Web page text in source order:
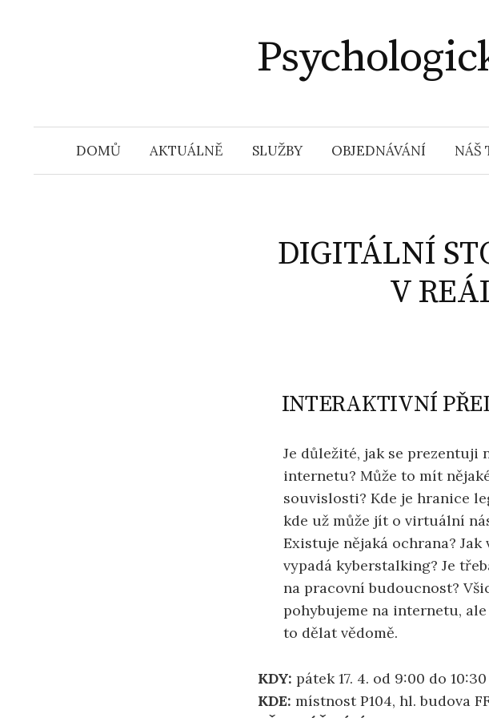
DOMŮ AKTUÁLNĚ SLUŽBY OBJEDNÁVÁNÍ NÁŠ
DIGITÁLNÍ
V
INTERAKTIVNÍ
Je důležité, jak se prezentuji
internetu? Může to mít
souvislosti? Kde je hranice
kde už může jít o virtuální
Existuje nějaká ochrana? Jak
vypadá kyberstalking? Je
na pracovní budoucnost?
pohybujeme na internetu,
to dělat vědomě.
KDY: pátek 17. 4. od 9:00 do 10:30
KDE: místnost P104, hl. budova